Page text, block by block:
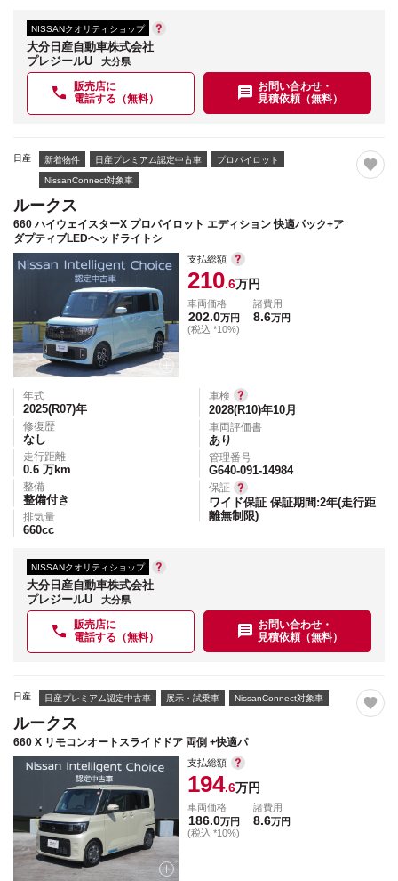
NISSANクオリティショップ
大分日産自動車株式会社
プレジールU
大分県
販売店に
電話する（無料）
お問い合わせ・
見積依頼（無料）
日産 新着物件 日産プレミアム認定中古車 プロパイロット
NissanConnect対象車
ルークス
660 ハイウェイスターX プロパイロット エディション 快適パック+ア
ダプティブLEDヘッドライトシ
支払総額
210.6万円
車両価格
202.0万円
(税込 *10%)
諸費用
8.6万円
年式
2025(R07)年
修復歴
なし
走行距離
0.6 万km
整備
整備付き
排気量
660cc
車検
2028(R10)年10月
車両評価書
あり
管理番号
G640-091-14984
保証
ワイド保証 保証期間:2年(走行距
離無制限)
NISSANクオリティショップ
大分日産自動車株式会社
プレジールU
大分県
販売店に
電話する（無料）
お問い合わせ・
見積依頼（無料）
日産 日産プレミアム認定中古車 展示・試乗車 NissanConnect対象車
ルークス
660 X リモコンオートスライドドア 両側 +快適パ
支払総額
194.6万円
車両価格
186.0万円
(税込 *10%)
諸費用
8.6万円